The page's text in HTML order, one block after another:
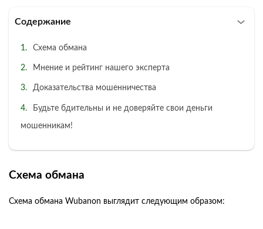
Содержание
Схема обмана
Мнение и рейтинг нашего эксперта
Доказательства мошенничества
Будьте бдительны и не доверяйте свои деньги
мошенникам!
Схема обмана
Схема обмана Wubanon выглядит следующим образом: